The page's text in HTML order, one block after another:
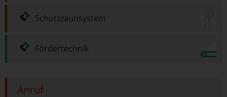
Schutzzaunsystem
Fördertechnik
Anruf